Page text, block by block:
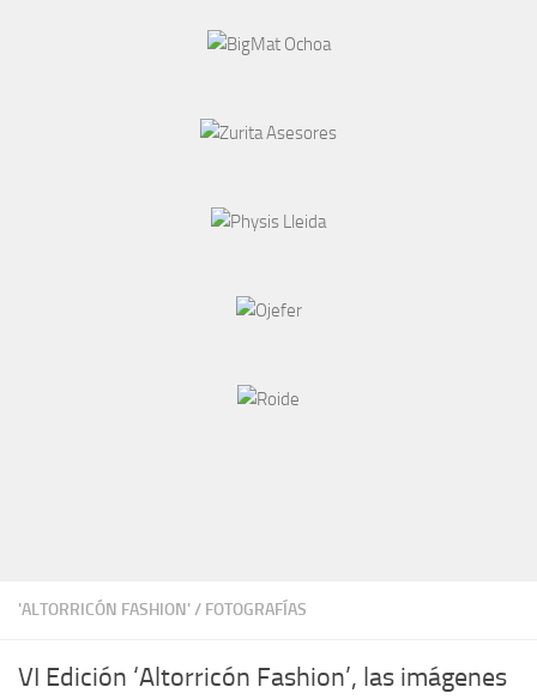
'ALTORRICÓN FASHION'/ FOTOGRAFÍAS
VI Edición ‘Altorricón Fashion’, las imágenes